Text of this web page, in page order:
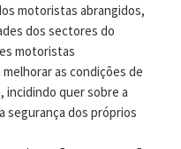
motoristas abrangidos,
dos sectores do
motoristas
as condições de
incidindo quer sobre a
segurança dos próprios